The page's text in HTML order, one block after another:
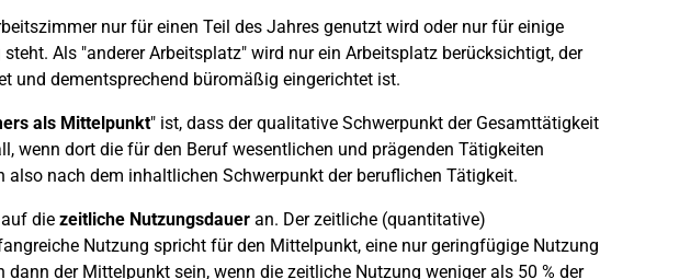
nur für einen Teil des Jahres genutzt wird oder nur für einige
Als "anderer Arbeitsplatz" wird nur ein Arbeitsplatz berücksichtigt, der
und dementsprechend büromäßig eingerichtet ist.
als Mittelpunkt" ist, dass der qualitative Schwerpunkt der Gesamttätigkeit
wenn dort die für den Beruf wesentlichen und prägenden Tätigkeiten
nach dem inhaltlichen Schwerpunkt der beruflichen Tätigkeit.
diezeitliche Nutzungsdaueran. Der zeitliche (quantitative)
Nutzung spricht für den Mittelpunkt, eine nur geringfügige Nutzung
der Mittelpunkt sein, wenn die zeitliche Nutzung weniger als 50 % der